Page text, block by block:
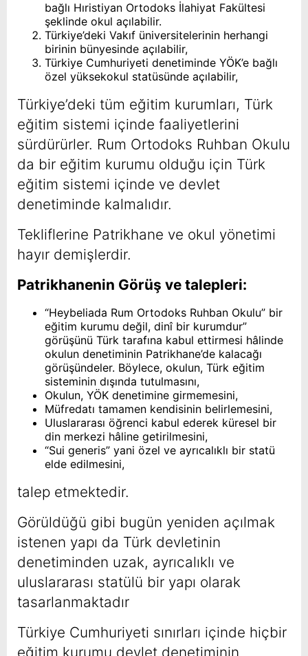
bağlı Hıristiyan Ortodoks İlahiyat Fakültesi
şeklinde okul açılabilir.
Türkiye’deki Vakıf üniversitelerinin herhangi
birinin bünyesinde açılabilir,
Türkiye Cumhuriyeti denetiminde YÖK’e bağlı
özel yüksekokul statüsünde açılabilir,
Türkiye’deki tüm eğitim kurumları, Türk
eğitim sistemi içinde faaliyetlerini
sürdürürler. Rum Ortodoks Ruhban Okulu
da bir eğitim kurumu olduğu için Türk
eğitim sistemi içinde ve devlet
denetiminde kalmalıdır.
Tekliflerine Patrikhane ve okul yönetimi
hayır demişlerdir.
Patrikhanenin Görüş ve talepleri:
“Heybeliada Rum Ortodoks Ruhban Okulu” bir
eğitim kurumu değil, dinî bir kurumdur”
görüşünü Türk tarafına kabul ettirmesi hâlinde
okulun denetiminin Patrikhane’de kalacağı
görüşündeler. Böylece, okulun, Türk eğitim
sisteminin dışında tutulmasını,
Okulun, YÖK denetimine girmemesini,
Müfredatı tamamen kendisinin belirlemesini,
Uluslararası öğrenci kabul ederek küresel bir
din merkezi hâline getirilmesini,
“Sui generis” yani özel ve ayrıcalıklı bir statü
elde edilmesini,
talep etmektedir.
Görüldüğü gibi bugün yeniden açılmak
istenen yapı da Türk devletinin
denetiminden uzak, ayrıcalıklı ve
uluslararası statülü bir yapı olarak
tasarlanmaktadır
Türkiye Cumhuriyeti sınırları içinde hiçbir
eğitim kurumu devlet denetiminin